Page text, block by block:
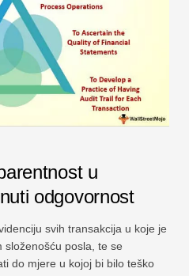
u
odgovornost
svih transakcija u koje je
složenošću posla, te se
do mjere u kojoj bi bilo teško